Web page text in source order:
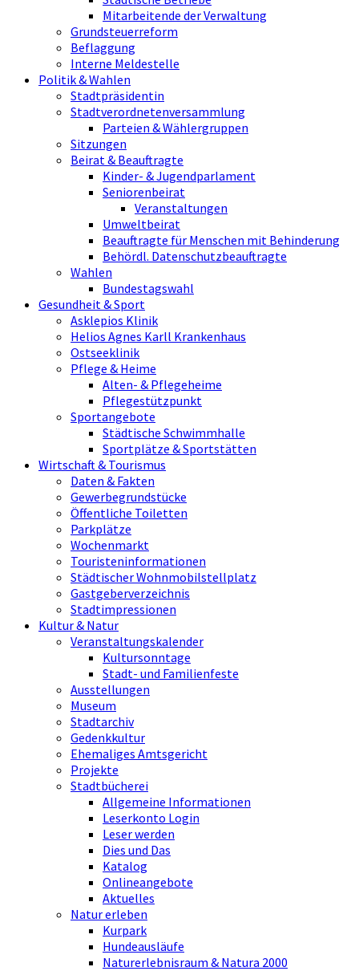
Mitarbeitende der Verwaltung
Grundsteuerreform
Beflaggung
Interne Meldestelle
Politik & Wahlen
Stadtpräsidentin
Stadtverordnetenversammlung
Parteien & Wählergruppen
Sitzungen
Beirat & Beauftragte
Kinder- & Jugendparlament
Seniorenbeirat
Veranstaltungen
Umweltbeirat
Beauftragte für Menschen mit Behinderung
Behördl. Datenschutzbeauftragte
Wahlen
Bundestagswahl
Gesundheit & Sport
Asklepios Klinik
Helios Agnes Karll Krankenhaus
Ostseeklinik
Pflege & Heime
Alten- & Pflegeheime
Pflegestützpunkt
Sportangebote
Städtische Schwimmhalle
Sportplätze & Sportstätten
Wirtschaft & Tourismus
Daten & Fakten
Gewerbegrundstücke
Öffentliche Toiletten
Parkplätze
Wochenmarkt
Touristeninformationen
Städtischer Wohnmobilstellplatz
Gastgeberverzeichnis
Stadtimpressionen
Kultur & Natur
Veranstaltungskalender
Kultursonntage
Stadt- und Familienfeste
Ausstellungen
Museum
Stadtarchiv
Gedenkkultur
Ehemaliges Amtsgericht
Projekte
Stadtbücherei
Allgemeine Informationen
Leserkonto Login
Leser werden
Dies und Das
Katalog
Onlineangebote
Aktuelles
Natur erleben
Kurpark
Hundeausläufe
Naturerlebnisraum & Natura 2000